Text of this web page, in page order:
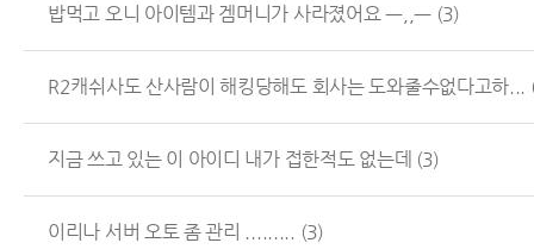
밥먹고 오니 아이템과 겜머니가 사라졌어요 ㅡ,,ㅡ (3)
R2캐쉬사도 산사람이 해킹당해도 회사는 도와줄수없다고하...
지금 쓰고 있는 이 아이디 내가 접한적도 없는데 (3)
이리나 서버 오토 좀 관리 ......... (3)